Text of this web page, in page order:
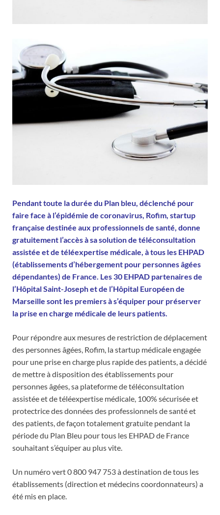
Pendant toute la durée du Plan bleu, déclenché pour
faire face à l’épidémie de coronavirus, Rofim, startup
française destinée aux professionnels de santé, donne
gratuitement l’accès à sa solution de téléconsultation
assistée et de téléexpertise médicale, à tous les EHPAD
(établissements d’hébergement pour personnes âgées
dépendantes) de France. Les 30 EHPAD partenaires de
l’Hôpital Saint-Joseph et de l’Hôpital Européen de
Marseille sont les premiers à s’équiper pour préserver
la prise en charge médicale de leurs patients.
Pour répondre aux mesures de restriction de déplacement
des personnes âgées, Rofim, la startup médicale engagée
pour une prise en charge plus rapide des patients, a décidé
de mettre à disposition des établissements pour
personnes âgées, sa plateforme de téléconsultation
assistée et de téléexpertise médicale, 100% sécurisée et
protectrice des données des professionnels de santé et
des patients, de façon totalement gratuite pendant la
période du Plan Bleu pour tous les EHPAD de France
souhaitant s’équiper au plus vite.
Un numéro vert 0 800 947 753 à destination de tous les
établissements (direction et médecins coordonnateurs) a
été mis en place.